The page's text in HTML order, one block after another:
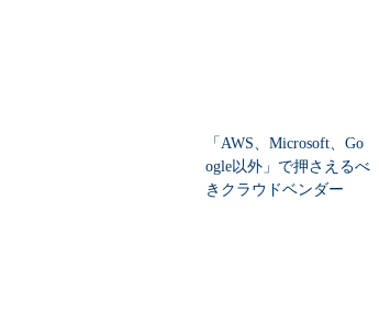
「AWS、Microsoft、Go
ogle以外」で押さえるべ
きクラウドベンダー